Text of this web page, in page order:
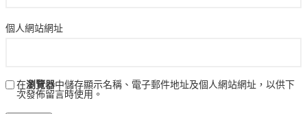
個人網站網址
在瀏覽器中儲存顯示名稱、電子郵件地址及個人網站網址，以供下
次發佈留言時使用。